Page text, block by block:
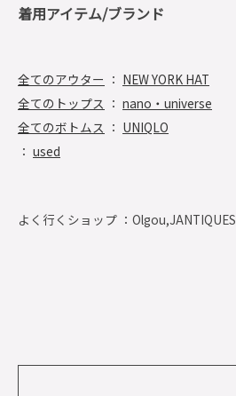
着用アイテム/ブランド
全てのアウター ： NEW YORK HAT
全てのトップス ： nano・universe
全てのボトムス ： UNIQLO
： used
よく行くショップ ： Olgou,JANTIQUES